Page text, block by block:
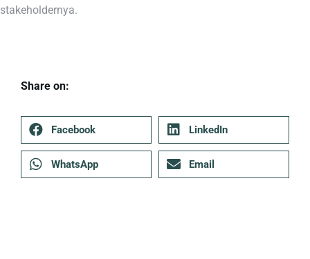
stakeholdernya.
Share on:
Facebook LinkedIn
WhatsApp Email